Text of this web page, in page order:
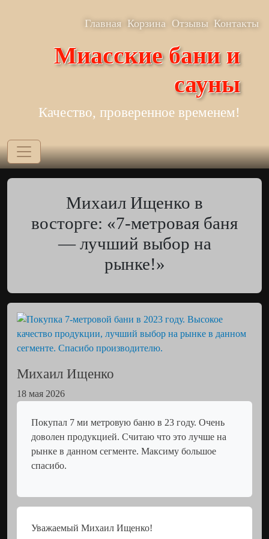
Верхнее меню
Главная Корзина Отзывы Контакты
Миасские бани и
сауны
Качество, проверенное временем!
Михаил Ищенко в
восторге: «7-метровая баня
— лучший выбор на
рынке!»
Михаил Ищенко
18 мая 2026
Покупал 7 ми метровую баню в 23 году. Очень
доволен продукцией. Считаю что это лучше на
рынке в данном сегменте. Максиму большое
спасибо.
Уважаемый Михаил Ищенко!